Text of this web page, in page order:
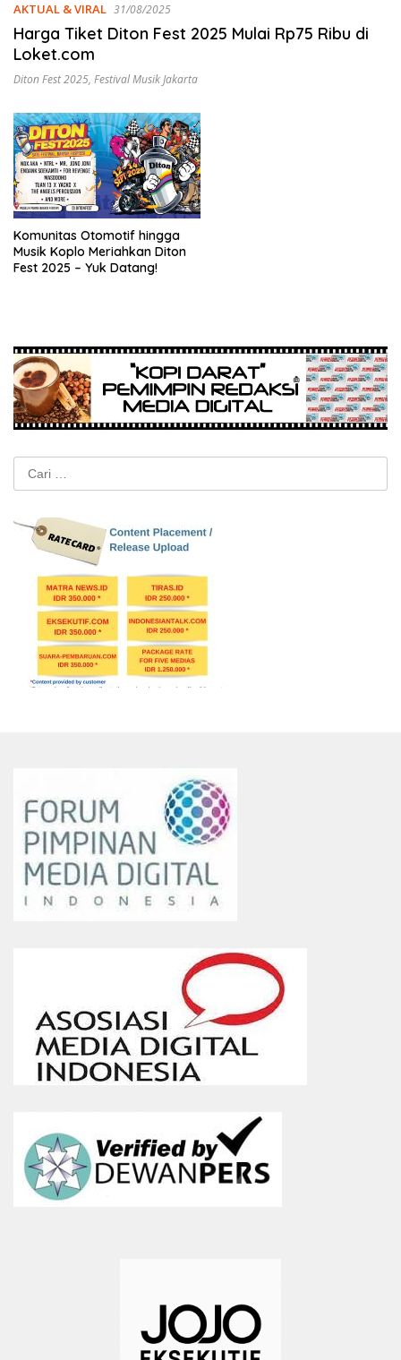
AKTUAL & VIRAL 31/08/2025
Harga Tiket Diton Fest 2025 Mulai Rp75 Ribu di
Loket.com
Diton Fest 2025, Festival Musik Jakarta
Komunitas Otomotif hingga
Musik Koplo Meriahkan Diton
Fest 2025 – Yuk Datang!
Cari
untuk: